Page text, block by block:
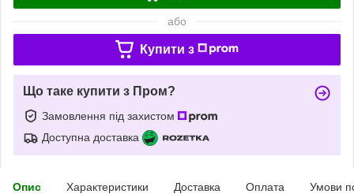
або
Купити з
Що таке купити з Пром?
Замовлення під захистом
Доступна доставка
Опис Характеристики Доставка Оплата Умови